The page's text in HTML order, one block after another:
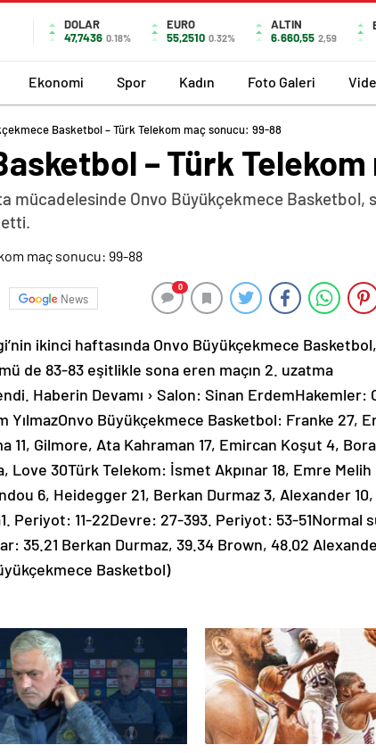
DOLAR
47,7436 0.18%
EURO
55,2510 0.32%
ALTIN
6.660,55 2,59
Ekonomi Spor Kadın Foto Galeri
Basketbol – Türk Telekom maç sonucu: 99-88
– Türk
Onvo Büyükçekmece Basketbol,
News
0
ikinci haftasında Onvo Büyükçekmece Basketbol,
de 83-83 eşitlikle sona eren maçın 2. uzatma
Haberin Devamı › Salon: Sinan ErdemHakemler:
YılmazOnvo Büyükçekmece Basketbol: Franke 27,
11, Gilmore, Ata Kahraman 17, Emircan Koşut 4, Bora
Love 30Türk Telekom: İsmet Akpınar 18, Emre Melih
6, Heidegger 21, Berkan Durmaz 3, Alexander 10,
Periyot: 11-22Devre: 27-393. Periyot: 53-51Normal
35.21 Berkan Durmaz, 39.34 Brown, 48.02
Basketbol)